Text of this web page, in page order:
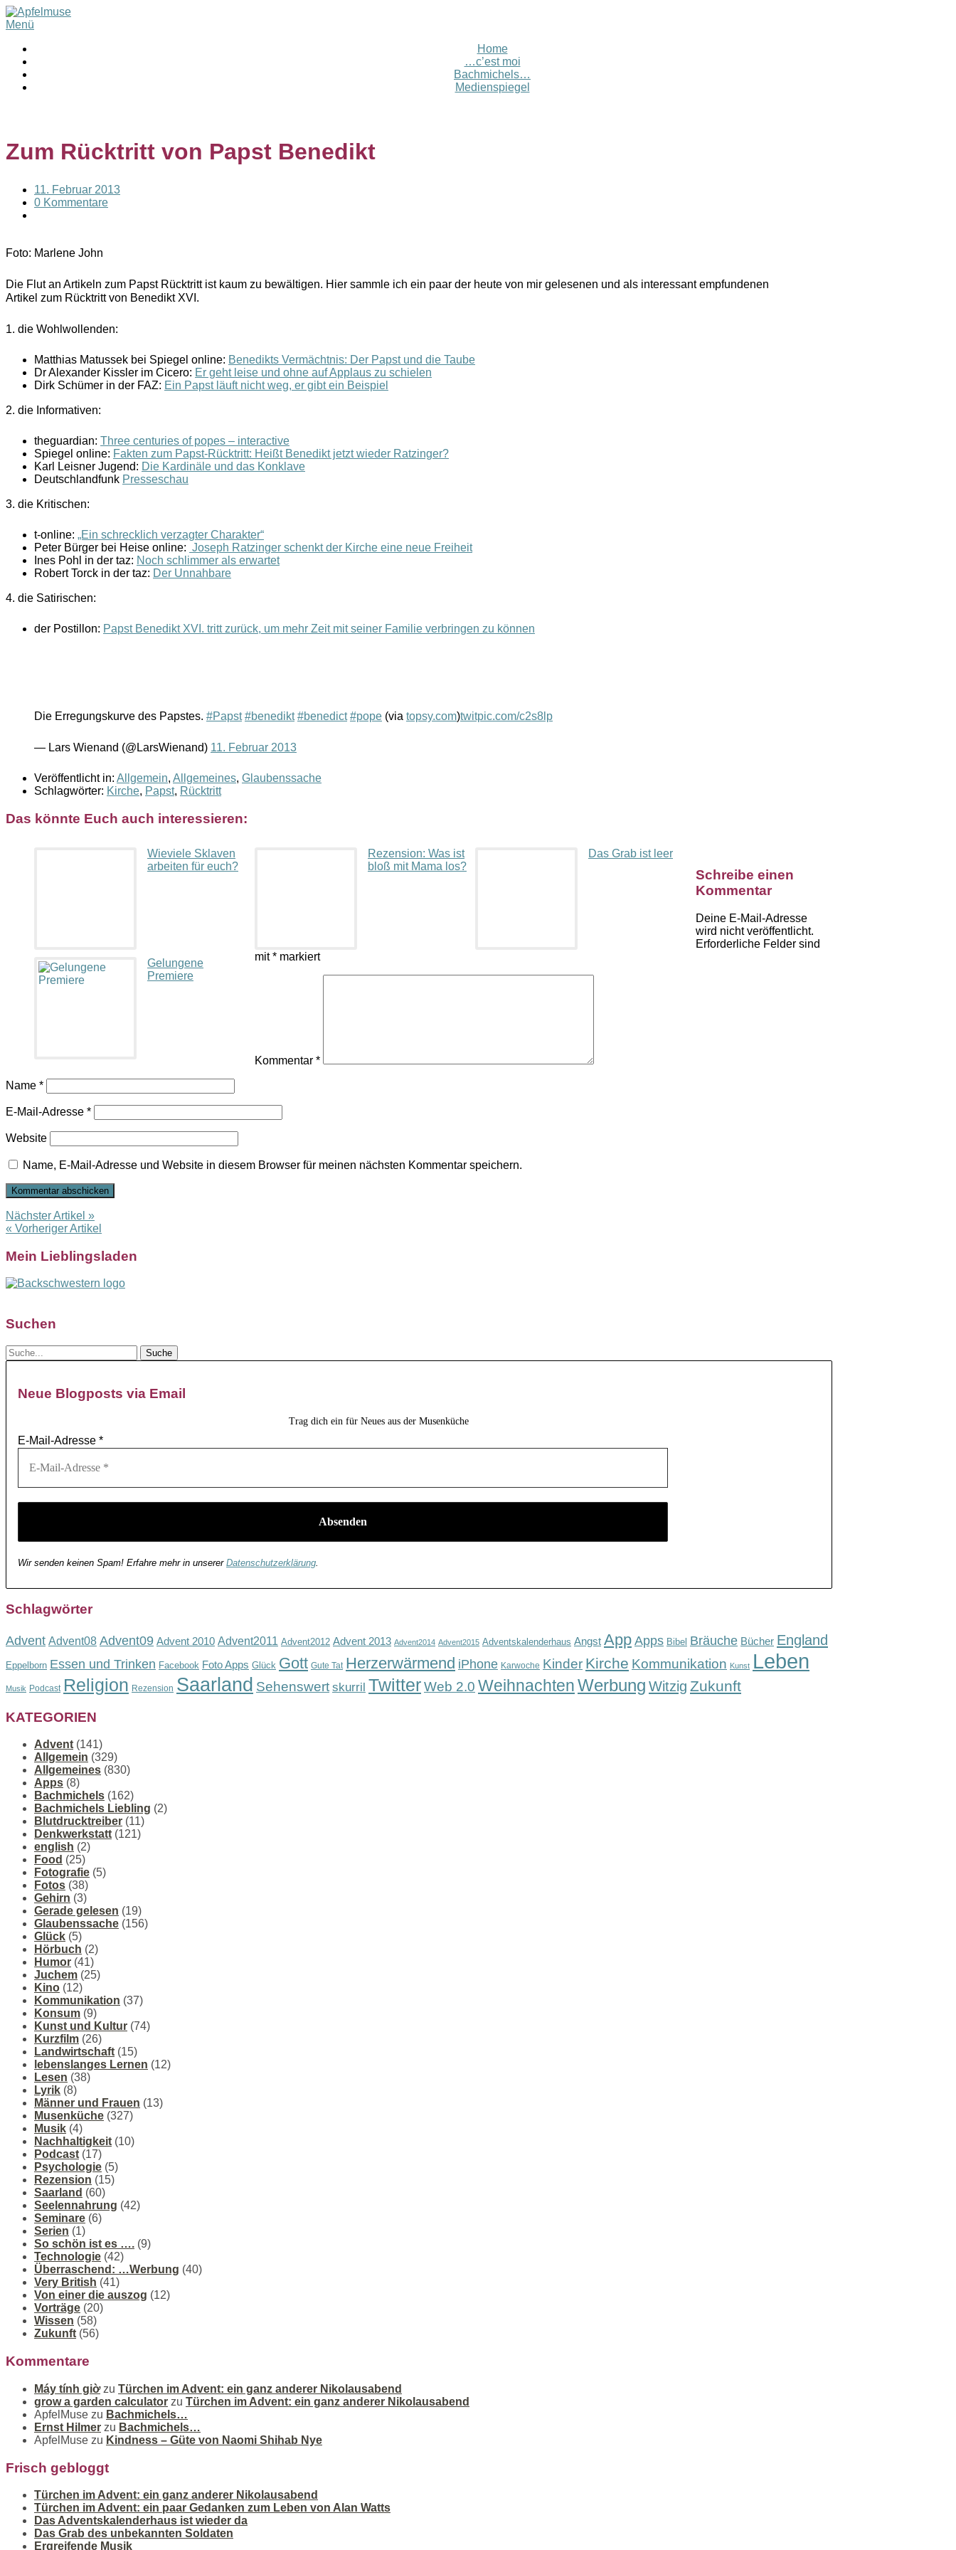
Menü
Home
…c’est moi
Bachmichels…
Medienspiegel
Zum Rücktritt von Papst Benedikt
11. Februar 2013
0 Kommentare
Foto: Marlene John
Die Flut an Artikeln zum Papst Rücktritt ist kaum zu bewältigen. Hier sammle ich ein paar der heute von mir gelesenen und als interessant empfundenen
Artikel zum Rücktritt von Benedikt XVI.
1. die Wohlwollenden:
Matthias Matussek bei Spiegel online: Benedikts Vermächtnis: Der Papst und die Taube
Dr Alexander Kissler im Cicero: Er geht leise und ohne auf Applaus zu schielen
Dirk Schümer in der FAZ: Ein Papst läuft nicht weg, er gibt ein Beispiel
2. die Informativen:
theguardian: Three centuries of popes – interactive
Spiegel online: Fakten zum Papst-Rücktritt: Heißt Benedikt jetzt wieder Ratzinger?
Karl Leisner Jugend: Die Kardinäle und das Konklave
Deutschlandfunk Presseschau
3. die Kritischen:
t-online: „Ein schrecklich verzagter Charakter“
Peter Bürger bei Heise online: Joseph Ratzinger schenkt der Kirche eine neue Freiheit
Ines Pohl in der taz: Noch schlimmer als erwartet
Robert Torck in der taz: Der Unnahbare
4. die Satirischen:
der Postillon: Papst Benedikt XVI. tritt zurück, um mehr Zeit mit seiner Familie verbringen zu können
Die Erregungskurve des Papstes. #Papst #benedikt #benedict #pope (via topsy.com)twitpic.com/c2s8lp
— Lars Wienand (@LarsWienand) 11. Februar 2013
Veröffentlicht in: Allgemein, Allgemeines, Glaubenssache
Schlagwörter: Kirche, Papst, Rücktritt
Das könnte Euch auch interessieren:
Wieviele Sklaven
arbeiten für euch?
Rezension: Was ist
bloß mit Mama los?
Das Grab ist leer
Gelungene
Premiere
Schreibe einen
Kommentar
Deine E-Mail-Adresse
wird nicht veröffentlicht.
Erforderliche Felder sind
mit* markiert
Kommentar *
Name *
E-Mail-Adresse *
Website
Name, E-Mail-Adresse und Website in diesem Browser für meinen nächsten Kommentar speichern.
Nächster Artikel »
« Vorheriger Artikel
Mein Lieblingsladen
Suchen
Neue Blogposts via Email
Trag dich ein für Neues aus der Musenküche
E-Mail-Adresse *
Wir senden keinen Spam! Erfahre mehr in unserer Datenschutzerklärung
Schlagwörter
Advent Advent08 Advent09 Advent 2010 Advent2011 Advent2012 Advent 2013 Advent2014 Advent2015 Adventskalenderhaus Angst App Apps Bibel Bräuche Bücher England
Eppelborn Essen und Trinken Facebook Foto Apps Glück Gott Gute Tat Herzerwärmend iPhone Karwoche Kinder Kirche Kommunikation Kunst Leben
Musik Podcast Religion Rezension Saarland Sehenswert skurril TwitterWeb 2.0 WeihnachtenWerbung Witzig Zukunft
KATEGORIEN
Advent (141)
Allgemein (329)
Allgemeines (830)
Apps (8)
Bachmichels (162)
Bachmichels Liebling (2)
Blutdrucktreiber (11)
Denkwerkstatt (121)
english (2)
Food (25)
Fotografie (5)
Fotos (38)
Gehirn (3)
Gerade gelesen (19)
Glaubenssache (156)
Glück (5)
Hörbuch (2)
Humor (41)
Juchem (25)
Kino (12)
Kommunikation (37)
Konsum (9)
Kunst und Kultur (74)
Kurzfilm (26)
Landwirtschaft (15)
lebenslanges Lernen (12)
Lesen (38)
Lyrik (8)
Männer und Frauen (13)
Musenküche (327)
Musik (4)
Nachhaltigkeit (10)
Podcast (17)
Psychologie (5)
Rezension (15)
Saarland (60)
Seelennahrung (42)
Seminare (6)
Serien (1)
So schön ist es …. (9)
Technologie (42)
Überraschend: …Werbung (40)
Very British (41)
Von einer die auszog (12)
Vorträge (20)
Wissen (58)
Zukunft (56)
Kommentare
Máy tính giờzu Türchen im Advent: ein ganz anderer Nikolausabend
grow a garden calculator zu Türchen im Advent: ein ganz anderer Nikolausabend
ApfelMuse zu Bachmichels…
Ernst Hilmer zu Bachmichels…
ApfelMuse zu Kindness – Güte von Naomi Shihab Nye
Frisch gebloggt
Türchen im Advent: ein ganz anderer Nikolausabend
Türchen im Advent: ein paar Gedanken zum Leben von Alan Watts
Das Adventskalenderhaus ist wieder da
Das Grab des unbekannten Soldaten
Ergreifende Musik